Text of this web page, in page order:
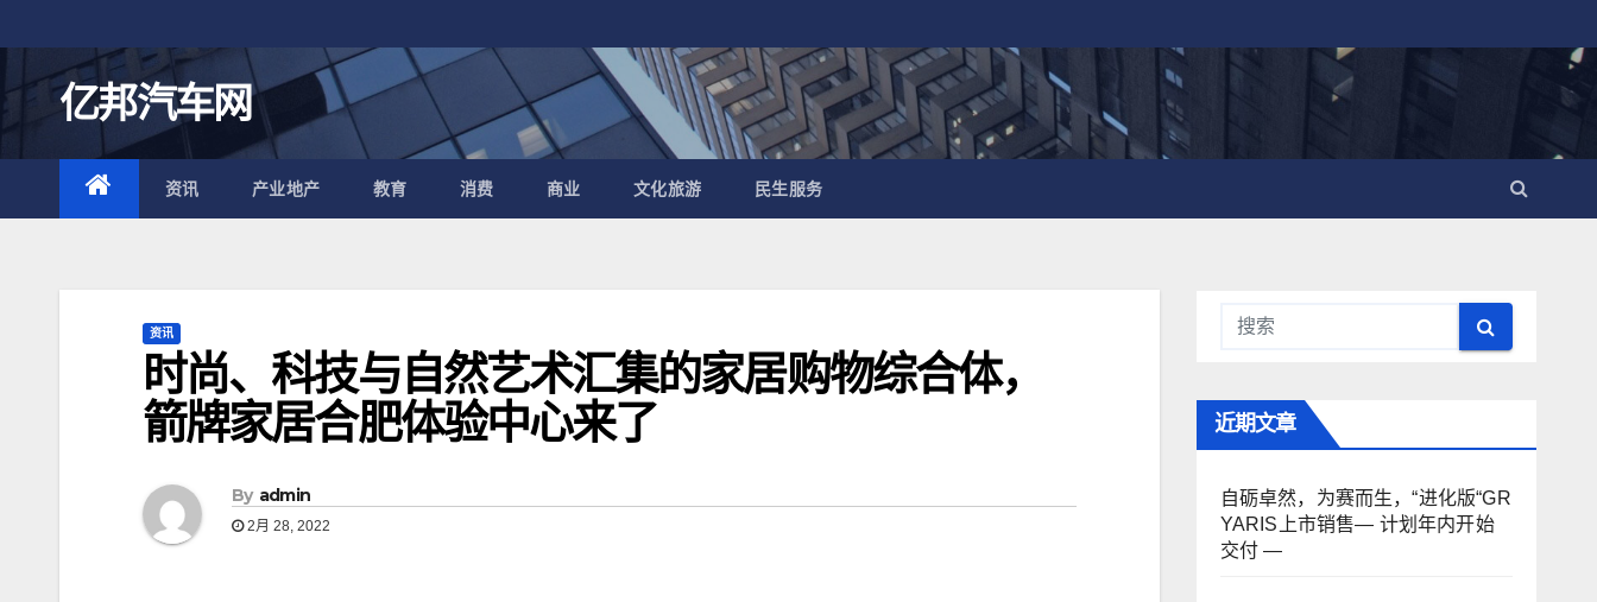
至
内
容
亿邦汽车网
资讯 产业地产 教育 消费 商业 文化旅游 民生服务
资讯
时尚、科技与自然艺术汇集的家居购物综合体，
箭牌家居合肥体验中心来了
By admin
2月 28, 2022
近期文章
自砺卓然，为赛而生，“进化版“GR
YARIS上市销售— 计划年内开始
交付 —